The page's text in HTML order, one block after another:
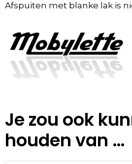
Afspuiten met blanke lak is
Je zou ook
houden van …